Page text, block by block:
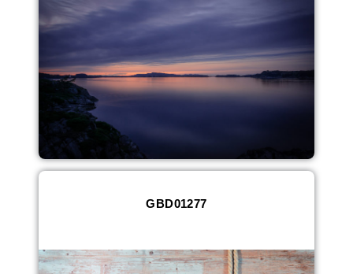
GBD01277